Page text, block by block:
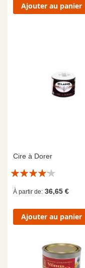
Ajouter au panier
Cire à Dorer
Évaluation:
À partir de 36,65 €
Ajouter au panier